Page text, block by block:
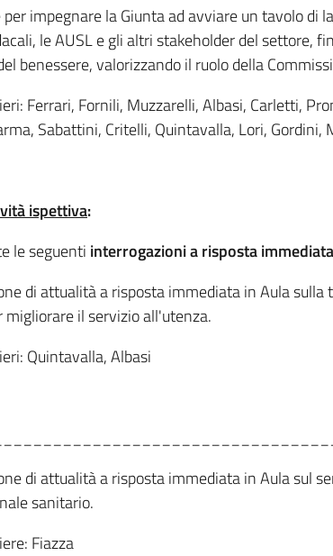
impegnare la Giunta ad avviare un tavolo
le AUSL e gli altri stakeholder del settore,
benessere, valorizzando il ruolo della
Ferrari, Fornili, Muzzarelli, Albasi, Carletti,
Sabattini, Critelli, Quintavalla, Lori, Gordini,
ispettiva:
le seguenti interrogazioni a risposta immediata
di attualità a risposta immediata in Aula sulla
il servizio all'utenza.
Quintavalla, Albasi
di attualità a risposta immediata in Aula sul
sanitario.
Fiazza